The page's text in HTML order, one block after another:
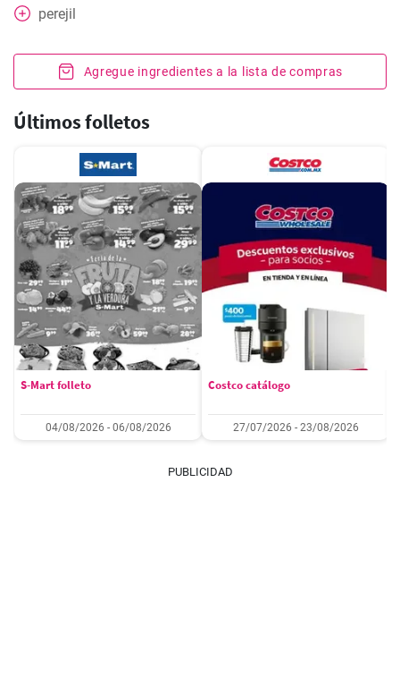
perejil
Agregue ingredientes a la lista de compras
Últimos folletos
S-Mart folleto
04/08/2026 - 06/08/2026
Costco catálogo
27/07/2026 - 23/08/2026
PUBLICIDAD